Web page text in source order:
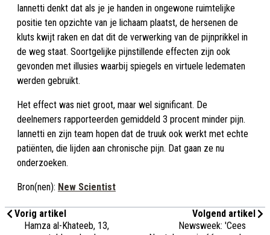
Iannetti denkt dat als je je handen in ongewone ruimtelijke
positie ten opzichte van je lichaam plaatst, de hersenen de
kluts kwijt raken en dat dit de verwerking van de pijnprikkel in
de weg staat. Soortgelijke pijnstillende effecten zijn ook
gevonden met illusies waarbij spiegels en virtuele ledematen
werden gebruikt.
Het effect was niet groot, maar wel significant. De
deelnemers rapporteerden gemiddeld 3 procent minder pijn.
Iannetti en zijn team hopen dat de truuk ook werkt met echte
patiënten, die lijden aan chronische pijn. Dat gaan ze nu
onderzoeken.
Bron(nen): New Scientist
Vorig artikel
Hamza al-Khateeb, 13,
Volgend artikel
Newsweek: 'Cees